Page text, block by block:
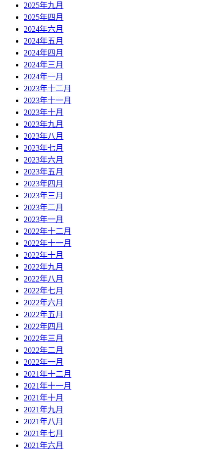
2025年九月
2025年四月
2024年六月
2024年五月
2024年四月
2024年三月
2024年一月
2023年十二月
2023年十一月
2023年十月
2023年九月
2023年八月
2023年七月
2023年六月
2023年五月
2023年四月
2023年三月
2023年二月
2023年一月
2022年十二月
2022年十一月
2022年十月
2022年九月
2022年八月
2022年七月
2022年六月
2022年五月
2022年四月
2022年三月
2022年二月
2022年一月
2021年十二月
2021年十一月
2021年十月
2021年九月
2021年八月
2021年七月
2021年六月